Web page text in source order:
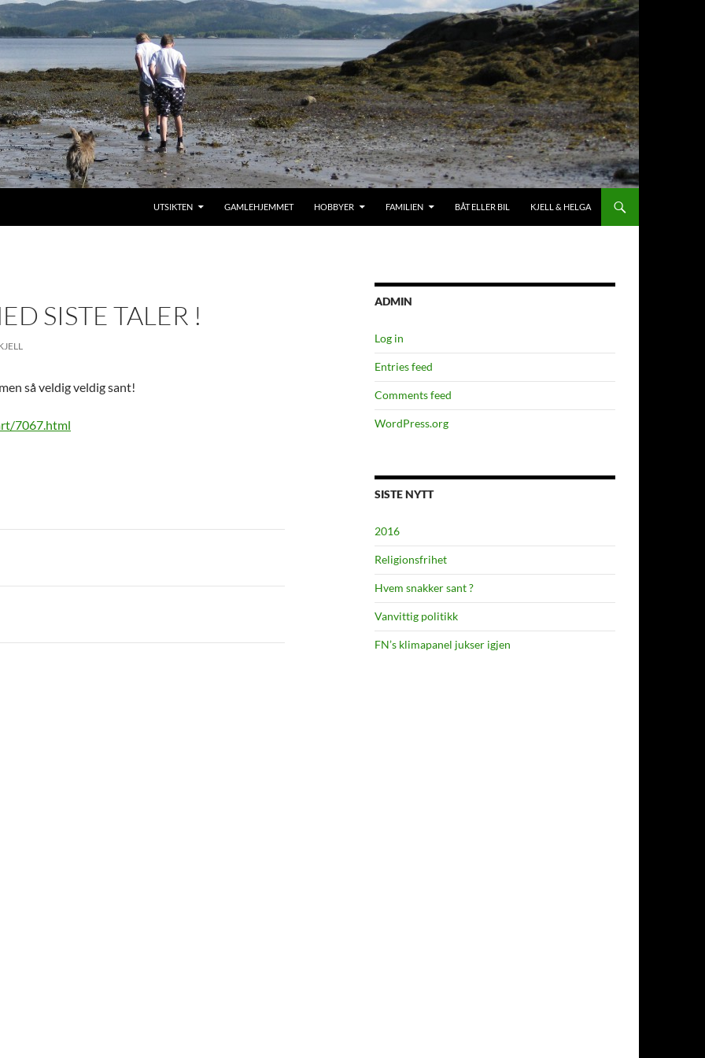
UTSIKTEN
GAMLEHJEMMET HOBBYER FAMILIEN BÅT ELLER BIL KJELL & HELGA
SISTE TALER !
så veldig veldig sant!
7067.html
ADMIN
Log in
Entries feed
Comments feed
WordPress.org
SISTE NYTT
2016
Religionsfrihet
Hvem snakker sant ?
Vanvittig politikk
FN’s klimapanel jukser igjen